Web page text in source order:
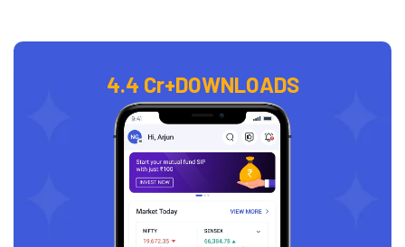
4.4 Cr+DOWNLOADS